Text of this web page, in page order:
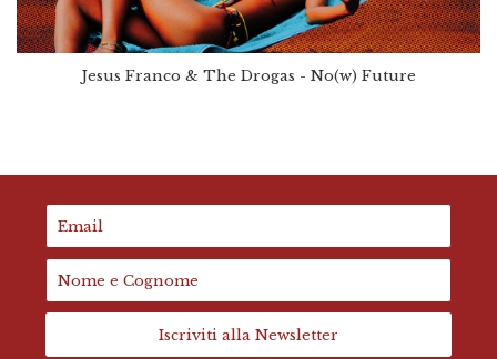
Jesus Franco & The Drogas - No(w) Future
Iscriviti alla Newsletter